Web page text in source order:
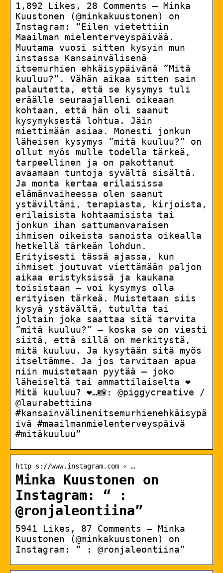
1,892 Likes, 28 Comments – Minka
Kuustonen (@minkakuustonen) on
Instagram: “Eilen vietettiin
Maailman mielenterveyspäivää.
Muutama vuosi sitten kysyin mun
instassa Kansainvälisenä
itsemurhien ehkäisypäivänä ”Mitä
kuuluu?”. Vähän aikaa sitten sain
palautetta, että se kysymys tuli
eräälle seuraajalleni oikeaan
kohtaan, että hän oli saanut
kysymyksestä lohtua. Jäin
miettimään asiaa. Monesti jonkun
läheisen kysymys ”mitä kuuluu?” on
ollut myös mulle todella tärkeä,
tarpeellinen ja on pakottanut
avaamaan tuntoja syvältä sisältä.
Ja monta kertaa erilaisissa
elämänvaiheessa olen saanut
ystäviltäni, terapiasta, kirjoista,
erilaisista kohtaamisista tai
jonkun ihan sattumanvaraisen
ihmisen oikeista sanoista oikealla
hetkellä tärkeän lohdun.
Erityisesti tässä ajassa, kun
ihmiset joutuvat viettämään paljon
aikaa eristyksissä ja kaukana
toisistaan – voi kysymys olla
erityisen tärkeä. Muistetaan siis
kysyä ystävältä, tutulta tai
joltain joka saattaa sitä tarvita
”mitä kuuluu?” – koska se on viesti
siitä, että sillä on merkitystä,
mitä kuuluu. Ja kysytään sitä myös
itseltämme. Ja jos tarvitaan apua
niin muistetaan pyytää – joko
läheiseltä tai ammattilaiselta ❤️
Mitä kuuluu? ❤️…📸: @piggycreative /
@laurabettiina
#kansainvälinenitsemurhienehkäisypä
ivä #maailmanmielenterveyspäivä
#mitäkuuluu”
http s://www.instagram.com › …
Minka Kuustonen on
Instagram: “ :
@ronjaleontiina”
5941 Likes, 87 Comments – Minka
Kuustonen (@minkakuustonen) on
Instagram: “ : @ronjaleontiina”